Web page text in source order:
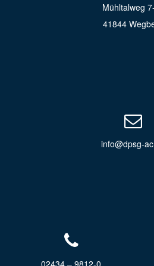
Mühltalweg
41844
info@dpsg-
02434 – 9812-0